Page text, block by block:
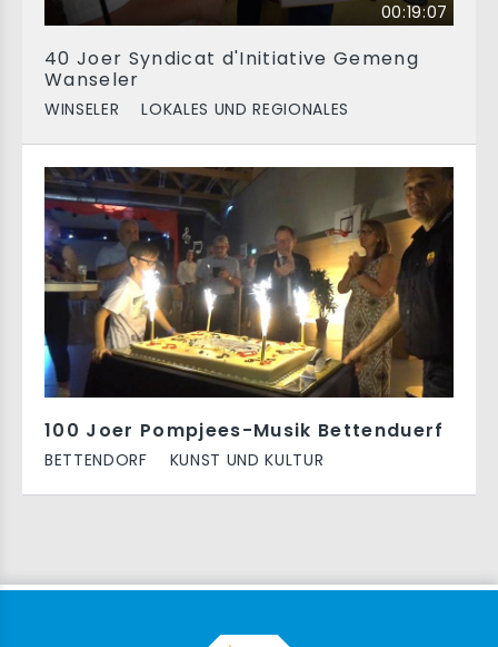
00:19:07
40 Joer Syndicat d'Initiative Gemeng
Wanseler
WINSELER LOKALES UND REGIONALES
100 Joer Pompjees-Musik Bettenduerf
BETTENDORF KUNST UND KULTUR